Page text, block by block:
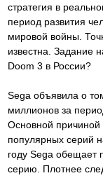
стратегия в
период развития
мировой войны.
известна. Задание
Doom 3 в России?
Sega объявила о
миллионов за
Основной причиной
популярных серий
году Sega обещает
серию. Плотнее